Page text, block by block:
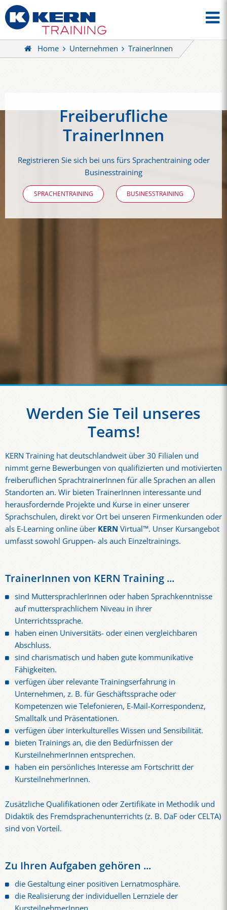
Home Unternehmen TrainerInnen
Freiberufliche
TrainerInnen
Registrieren Sie sich bei uns fürs Sprachentraining oder
Businesstraining
SPRACHENTRAINING BUSINESSTRAINING
Werden Sie Teil unseres
Teams!
KERN Training hat deutschlandweit über 30 Filialen und
nimmt gerne Bewerbungen von qualifizierten und motivierten
freiberuflichen SprachtrainerInnen für alle Sprachen an allen
Standorten an. Wir bieten TrainerInnen interessante und
herausfordernde Projekte und Kurse in einer unserer
Sprachschulen, direkt vor Ort bei unseren Firmenkunden oder
als E-Learning online über KERN Virtual™. Unser Kursangebot
umfasst sowohl Gruppen- als auch Einzeltrainings.
TrainerInnen von KERN Training ...
sind MuttersprachlerInnen oder haben Sprachkenntnisse
auf muttersprachlichem Niveau in ihrer
Unterrichtssprache.
haben einen Universitäts- oder einen vergleichbaren
Abschluss.
sind charismatisch und haben gute kommunikative
Fähigkeiten.
verfügen über relevante Trainingserfahrung in
Unternehmen, z. B. für Geschäftssprache oder
Kompetenzen wie Telefonieren, E-Mail-Korrespondenz,
Smalltalk und Präsentationen.
verfügen über interkulturelles Wissen und Sensibilität.
bieten Trainings an, die den Bedürfnissen der
KursteilnehmerInnen entsprechen.
haben ein persönliches Interesse am Fortschritt der
KursteilnehmerInnen.
Zusätzliche Qualifikationen oder Zertifikate in Methodik und
Didaktik des Fremdsprachenunterrichts (z. B. DaF oder CELTA)
sind von Vorteil.
Zu Ihren Aufgaben gehören ...
die Gestaltung einer positiven Lernatmosphäre.
die Realisierung der individuellen Lernziele der